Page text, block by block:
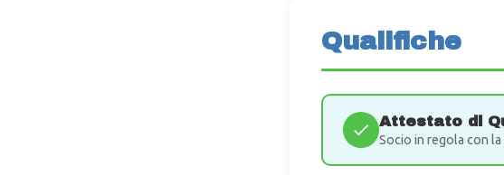
Qualifiche
Attestato di
Socio in regola con